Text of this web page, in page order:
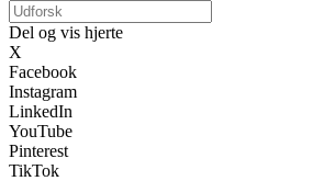
Del og vis hjerte
X
Facebook
Instagram
LinkedIn
YouTube
Pinterest
TikTok